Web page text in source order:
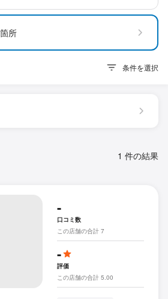
所
条件を選択
1 件の結果
-
口コミ数
この店舗の合計 7
-
評価
この店舗の合計 5.00